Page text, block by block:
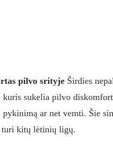
pilvo srityje Širdies
kuris sukelia pilvo
ar net vemti. Šie
turi kitų lėtinių ligų.